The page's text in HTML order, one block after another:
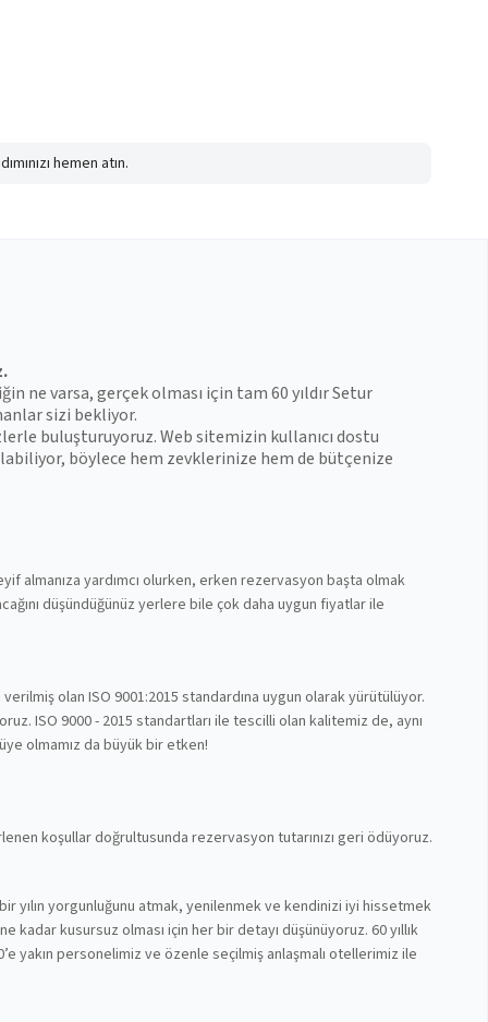
hemen atın.
ne varsa, gerçek olması için tam 60 yıldır Setur
sizi bekliyor.
buluşturuyoruz. Web sitemizin kullanıcı dostu
böylece hem zevklerinize hem de bütçenize
almanıza yardımcı olurken, erken rezervasyon başta olmak
düşündüğünüz yerlere bile çok daha uygun fiyatlar ile
olan ISO 9001:2015 standardına uygun olarak yürütülüyor.
ISO 9000 - 2015 standartları ile tescilli olan kalitemiz de, aynı
olmamız da büyük bir etken!
koşullar doğrultusunda rezervasyon tutarınızı geri ödüyoruz.
yılın yorgunluğunu atmak, yenilenmek ve kendinizi iyi hissetmek
kadar kusursuz olması için her bir detayı düşünüyoruz. 60 yıllık
yakın personelimiz ve özenle seçilmiş anlaşmalı otellerimiz ile